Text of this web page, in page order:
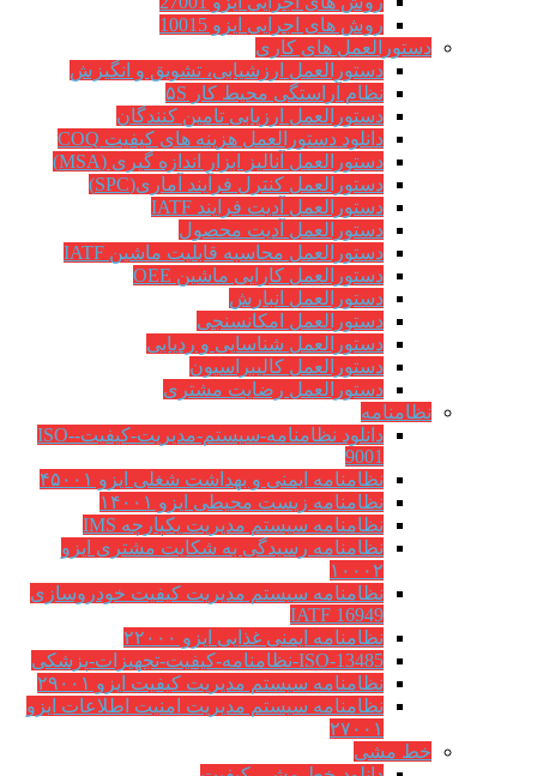
روش های اجرایی ایزو 10015
دستورالعمل های کاری
دستورالعمل ارزشیابی، تشویق و انگیزش
نظام آراستگی محیط کار ۵S
دستورالعمل ارزیابی تامین کنندگان
دانلود دستورالعمل هزینه های کیفیت COQ
دستورالعمل آنالیز ابزار اندازه گیری (MSA)
دستورالعمل کنترل فرآیند آماری(SPC)
دستورالعمل آدیت فرایند IATF
دستورالعمل آدیت محصول
دستورالعمل محاسبه قابلیت ماشین IATF
دستورالعمل کارایی ماشین OEE
دستورالعمل انبارش
دستورالعمل امکانسنجی
دستورالعمل شناسایی و ردیابی
دستورالعمل کالیبراسیون
دستورالعمل رضایت مشتری
نظامنامه
دانلود نظامنامه-سیستم-مدیریت-کیفیت-ISO-
9001
نظامنامه ایمنی و بهداشت شغلی ایزو ۴۵۰۰۱
نظامنامه زیست محیطی ایزو ۱۴۰۰۱
نظامنامه سیستم مدیریت یکپارچه IMS
نظامنامه رسیدگی به شکایت مشتری ایزو
۱۰۰۰۲
نظامنامه سیستم مدیریت کیفیت خودروسازی
IATF 16949
نظامنامه ایمنی غذایی ایزو ۲۲۰۰۰
ISO-13485-نظامنامه-کیفیت-تجهیزات-پزشکی
نظامنامه سیستم مدیریت کیفیت ایزو ۲۹۰۰۱
نظامنامه سیستم مدیریت امنیت اطلاعات ایزو
۲۷۰۰۱
خط مشی